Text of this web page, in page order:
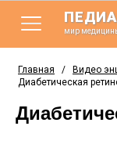
мир
Главная / Видео
Диабетическая